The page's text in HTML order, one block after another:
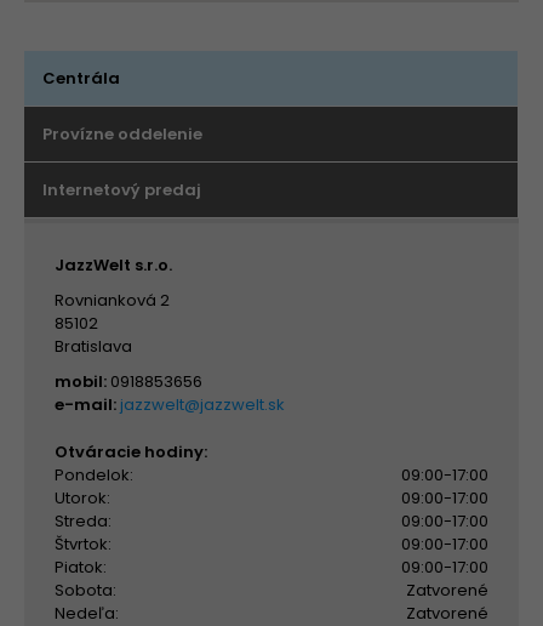
Centrála
Provízne oddelenie
Internetový predaj
JazzWelt s.r.o.
Rovnianková 2
85102
Bratislava
mobil: 0918853656
e-mail: jazzwelt@jazzwelt.sk
Otváracie hodiny:
Pondelok:
09:00-17:00
Utorok:
09:00-17:00
Streda:
09:00-17:00
Štvrtok:
09:00-17:00
Piatok:
09:00-17:00
Sobota:
Zatvorené
Nedeľa:
Zatvorené